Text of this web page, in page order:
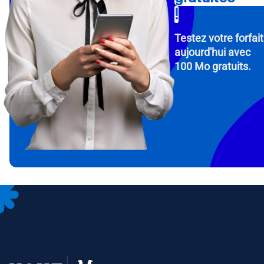
To
in
!
Testez votre forfait
aujourd'hui avec
100 Mo gratuits.